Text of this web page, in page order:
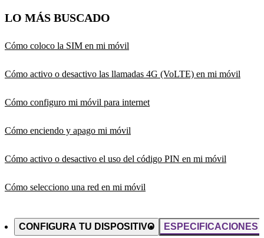
LO MÁS BUSCADO
Cómo coloco la SIM en mi móvil
Cómo activo o desactivo las llamadas 4G (VoLTE) en mi móvil
Cómo configuro mi móvil para internet
Cómo enciendo y apago mi móvil
Cómo activo o desactivo el uso del código PIN en mi móvil
Cómo selecciono una red en mi móvil
CONFIGURA TU DISPOSITIVO ESPECIFICACIONES